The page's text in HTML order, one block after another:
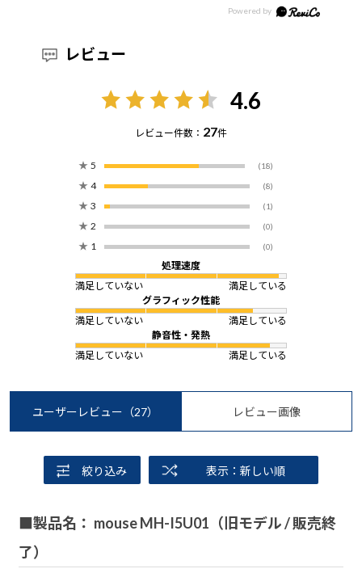
レビュー
4.6
レビュー件数： 27件
★ 5 (18)
★ 4 (8)
★ 3 (1)
★ 2 (0)
★ 1 (0)
処理速度
満足していない
満足している
グラフィック性能
満足していない
満足している
静音性・発熱
満足していない
満足している
ユーザーレビュー （27） レビュー画像
絞り込み 表示：新しい順
■製品名： mouse MH-I5U01（旧モデル / 販売終
了）